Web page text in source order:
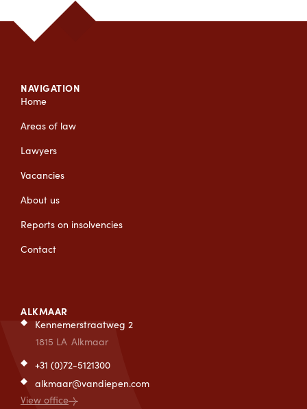
NAVIGATION
Home
Areas of law
Lawyers
Vacancies
About us
Reports on insolvencies
Contact
ALKMAAR
Kennemerstraatweg 2
1815 LA Alkmaar
+31 (0)72-5121300
alkmaar@vandiepen.com
View office